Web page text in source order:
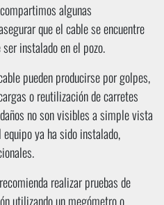
algunas
que el cable se encuentre
instalado en el pozo.
pueden producirse por golpes,
o reutilización de carretes
no son visibles a simple vista
ya ha sido instalado,
realizar pruebas de
utilizando un megómetro o